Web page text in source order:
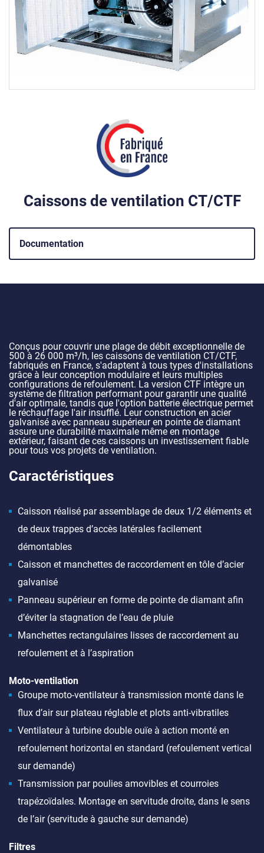
Caissons de ventilation CT/CTF
Documentation
Conçus pour couvrir une plage de débit exceptionnelle de
500 à 26 000 m³/h, les caissons de ventilation CT/CTF,
fabriqués en France, s'adaptent à tous types d'installations
grâce à leur conception modulaire et leurs multiples
configurations de refoulement. La version CTF intègre un
système de filtration performant pour garantir une qualité
d'air optimale, tandis que l'option batterie électrique permet
le réchauffage l'air insufflé. Leur construction en acier
galvanisé avec panneau supérieur en pointe de diamant
assure une durabilité maximale même en montage
extérieur, faisant de ces caissons un investissement fiable
pour tous vos projets de ventilation.
Caractéristiques
Caisson réalisé par assemblage de deux 1/2 éléments et
de deux trappes d’accès latérales facilement
démontables
Caisson et manchettes de raccordement en tôle d’acier
galvanisé
Panneau supérieur en forme de pointe de diamant afin
d’éviter la stagnation de l’eau de pluie
Manchettes rectangulaires lisses de raccordement au
refoulement et à l’aspiration
Moto-ventilation
Groupe moto-ventilateur à transmission monté dans le
flux d’air sur plateau réglable et plots anti-vibratiles
Ventilateur à turbine double ouïe à action monté en
refoulement horizontal en standard (refoulement vertical
sur demande)
Transmission par poulies amovibles et courroies
trapézoïdales. Montage en servitude droite, dans le sens
de l’air (servitude à gauche sur demande)
Filtres